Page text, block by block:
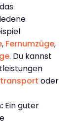
, Fernumzüge,
. Du kannst
oder
Ein guter